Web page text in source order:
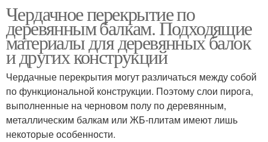
Чердачное перекрытие по
деревянным балкам. Подходящие
материалы для деревянных балок
и других конструкций
Чердачные перекрытия могут различаться между собой
по функциональной конструкции. Поэтому слои пирога,
выполненные на черновом полу по деревянным,
металлическим балкам или ЖБ-плитам имеют лишь
некоторые особенности.